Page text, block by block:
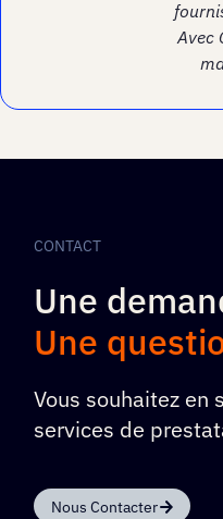
Avec
CONTACT
Une
Une
Vous souhaitez en
services de
Nous Contacter